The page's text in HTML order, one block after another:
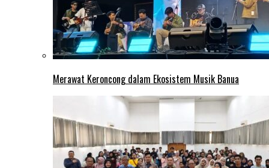
Merawat Keroncong dalam Ekosistem Musik Banua